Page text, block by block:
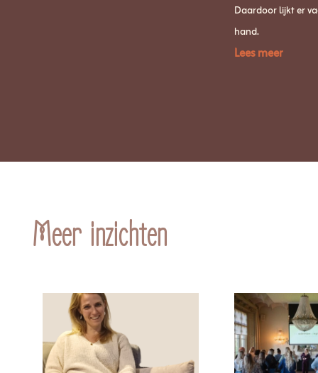
Daardoor lijkt er
hand.
Lees meer
Meer inzichten